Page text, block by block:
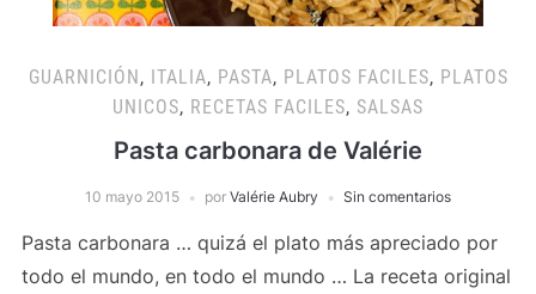
GUARNICIÓN , ITALIA, PASTA, PLATOS FACILES, PLATOS
UNICOS, RECETAS FACILES, SALSAS
Pasta carbonara de Valérie
10 mayo 2015 por Valérie Aubry Sin comentarios
Pasta carbonara … quizá el plato más apreciado por
todo el mundo, en todo el mundo … La receta original